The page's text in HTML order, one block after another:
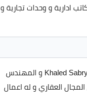
ادارية و وحدات تجارية و
رونزا تاور العاصمة الادارية الجديدة من المطور العقاري شركة خالد صبري هولدينج Khaled Sabry Holding و المهندس
اعمال معروفة في المجال العقاري و له اعمال